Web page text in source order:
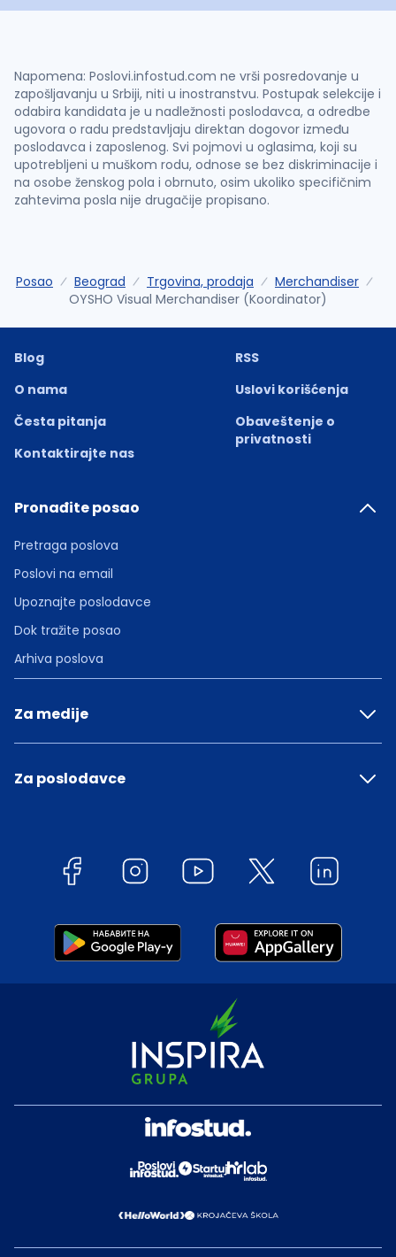
Napomena: Poslovi.infostud.com ne vrši posredovanje u
zapošljavanju u Srbiji, niti u inostranstvu. Postupak selekcije i
odabira kandidata je u nadležnosti poslodavca, a odredbe
ugovora o radu predstavljaju direktan dogovor između
poslodavca i zaposlenog. Svi pojmovi u oglasima, koji su
upotrebljeni u muškom rodu, odnose se bez diskriminacije i
na osobe ženskog pola i obrnuto, osim ukoliko specifičnim
zahtevima posla nije drugačije propisano.
Posao Beograd Trgovina, prodaja
Merchandiser
OYSHO Visual Merchandiser (Koordinator)
Blog
O nama
Česta pitanja
Kontaktirajte nas
RSS
Uslovi korišćenja
Obaveštenje o
privatnosti
Pronađite posao
Pretraga poslova
Poslovi na email
Upoznajte poslodavce
Dok tražite posao
Arhiva poslova
Za medije
Za poslodavce